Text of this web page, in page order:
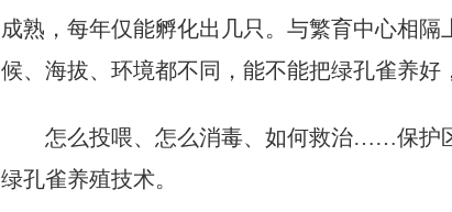
成熟，每年仅能孵化出几只。与繁育中心相隔
候、海拔、环境都不同，能不能把绿孔雀养好
怎么投喂、怎么消毒、如何救治……保护区
绿孔雀养殖技术。